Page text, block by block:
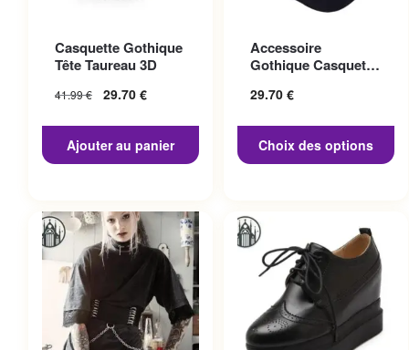
Casquette Gothique
Tête Taureau 3D
41.99€ 29.70 €
Ajouter au panier
Accessoire
Gothique Casquette
29.70 €
Choix des options
variations. Les options
peuvent être choisies sur la
page du produit